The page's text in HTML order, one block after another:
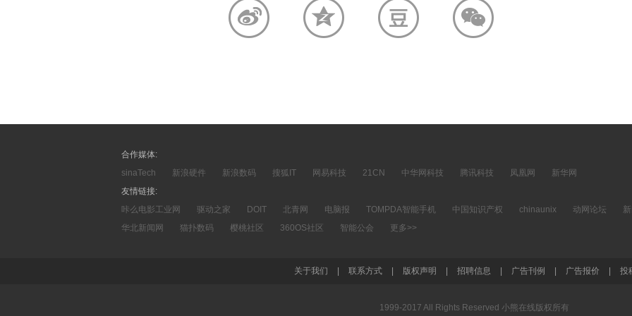
合作媒体:
sinaTech
新浪硬件 新浪数码 搜狐IT 网易科技 21CN 中华网科技 腾讯科技 凤凰网
新华网
友情链接:
咔么电影工业网
驱动之家 DOIT 北青网 电脑报 TOMPDA智能手机 中国知识产权 chinaunix 动网论坛
华北新闻网
猫扑数码 樱桃社区 360OS社区 智能公会 更多>>
关于我们 联系方式 版权声明 招聘信息 广告刊例 广告报价 投
1999-2017 All Rights Reserved 小熊在线版权所有